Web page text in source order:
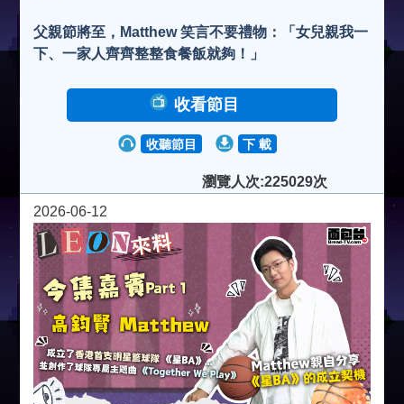
父親節將至，Matthew 笑言不要禮物：「女兒親我一
下、一家人齊齊整整食餐飯就夠！」
收看節目
收聽節目 下 載
瀏覽人次:225029次
2026-06-12